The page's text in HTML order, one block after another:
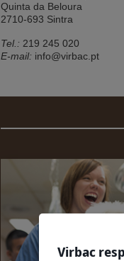
Quinta da Beloura
2710-693 Sintra
Tel.: 219 245 020
E-mail: info@virbac.pt
Virbac